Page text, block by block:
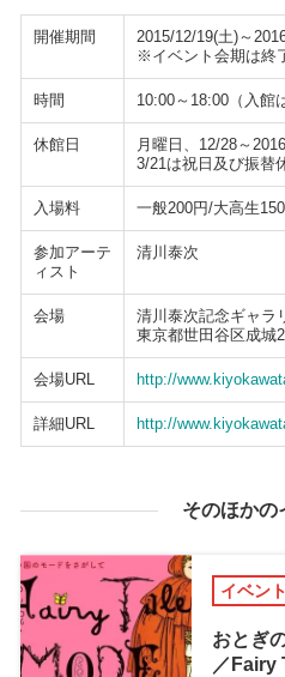
開催期間
2015/12/19(土)～
※イベント会期は終
時間 10:00～18:00（入館
休館日
月曜日、12/28～
3/21は祝日及び振替
入場料 一般200円/大高生
参加アーテ
ィスト
清川泰次
会場
清川泰次記念ギャラ
東京都世田谷区成城
会場URL http://
詳細URL http://
そのほかの
イベント
おとぎ
／Fairy